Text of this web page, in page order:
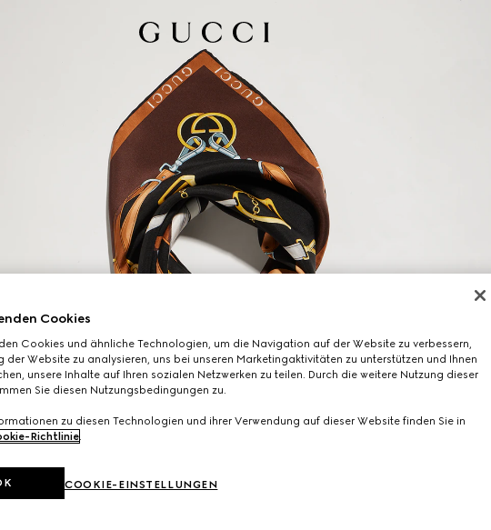
Cookies
Cookies und ähnliche Technologien, um die Navigation auf der Website zu verbessern,
der Website zu analysieren, uns bei unseren Marketingaktivitäten zu unterstützen und Ihnen
unsere Inhalte auf Ihren sozialen Netzwerken zu teilen. Durch die weitere Nutzung dieser
Sie diesen Nutzungsbedingungen zu.
zu diesen Technologien und ihrer Verwendung auf dieser Website finden Sie in
Richtlinie.
COOKIE-EINSTELLUNGEN